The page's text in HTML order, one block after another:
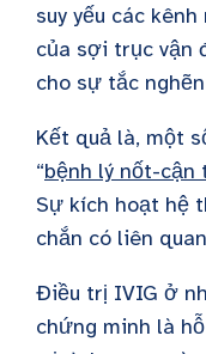
suy yếu các
của sợi trục vận
cho sự tắc
Kết quả là, một
“bệnh lý nốt-cận
Sự kích hoạt hệ
chắn có liên
Điều trị IVIG ở
chứng minh là